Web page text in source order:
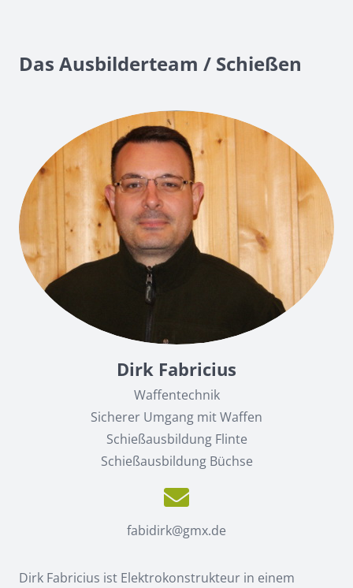
Das Ausbilderteam / Schießen
Dirk Fabricius
Waffentechnik
Sicherer Umgang mit Waffen
Schießausbildung Flinte
Schießausbildung Büchse
fabidirk@gmx.de
Dirk Fabricius ist Elektrokonstrukteur in einem